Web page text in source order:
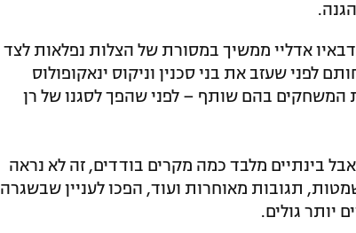
אדליי ממשיך במסורת של הצלות נפלאות לצד
לפני שעזב את בני סכנין וניקוס ינאקופולוס
בהם שותף – לפני שהפך לסגנו של רן
בינתיים מלבד כמה מקרים בודדים, זה לא נראה
תגובות מאוחרות ועוד, הפכו לעניין שבשגרה
יותר גולים.